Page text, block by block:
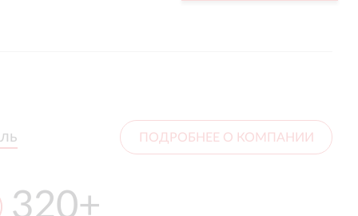
ПОДРОБНЕЕ О КОМПАНИИ
320+